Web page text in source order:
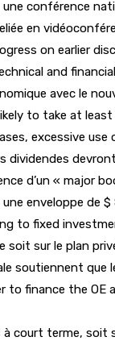
conférence
en
on earlier
and
avec le
to take at
excessive
dividendes
d’un « major
enveloppe de
to fixed
sur le plan
que
finance the
terme, soit